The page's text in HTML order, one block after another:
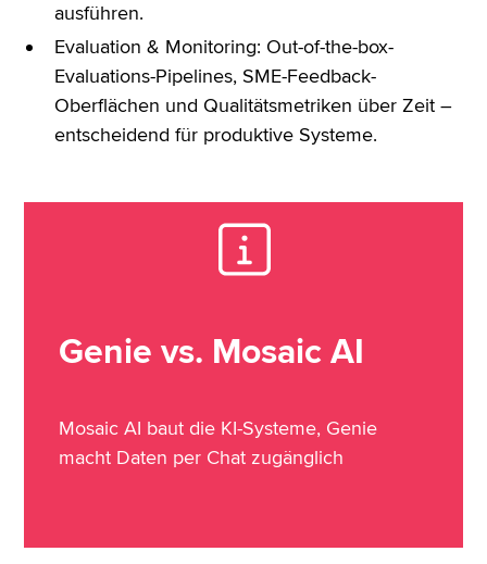
ausführen.
Evaluation & Monitoring: Out-of-the-box-
Evaluations-Pipelines, SME-Feedback-
Oberflächen und Qualitätsmetriken über Zeit –
entscheidend für produktive Systeme.
Genie vs. Mosaic AI
Mosaic AI baut die KI-Systeme, Genie
macht Daten per Chat zugänglich